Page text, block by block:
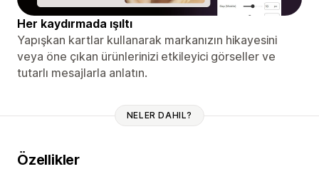
Her kaydırmada ışıltı
Yapışkan kartlar kullanarak markanızın hikayesini
veya öne çıkan ürünlerinizi etkileyici görseller ve
tutarlı mesajlarla anlatın.
NELER DAHIL?
Özellikler